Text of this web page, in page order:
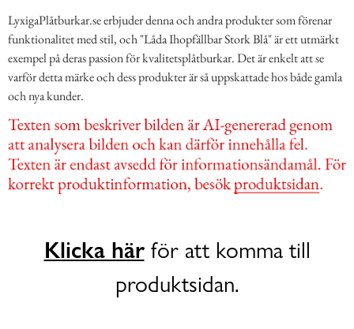
LyxigaPlåtburkar.se erbjuder denna och andra produkter som förenar
funktionalitet med stil, och "Låda Ihopfällbar Stork Blå" är ett utmärkt
exempel på deras passion för kvalitetsplåtburkar. Det är enkelt att se
varför detta märke och dess produkter är så uppskattade hos både gamla
och nya kunder.
Klicka härför att komma till
produktsidan.